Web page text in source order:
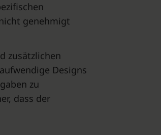
genehmigt
zusätzlichen
Designs
zu
dass der